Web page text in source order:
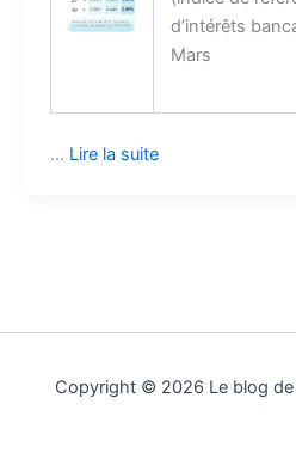
d’intérêts
Mars
… Lire la suite
Copyright © 2026 Le blog de